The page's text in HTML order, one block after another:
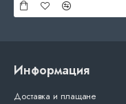
Информация
Доставка и плащане